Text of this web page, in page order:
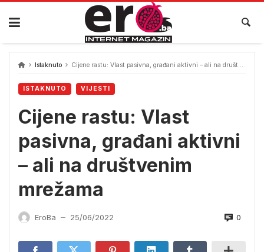
Skip
content
Istaknuto Cijene rastu: Vlast pasivna, građani aktivni – ali na društvenim mrežama
ISTAKNUTO VIJESTI
Cijene rastu: Vlast
pasivna, građani aktivni
– ali na društvenim
mrežama
EroBa — 25/06/2022 0